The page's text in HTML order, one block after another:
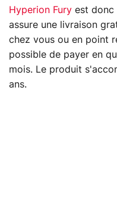
Hyperion Fury est donc
assure une livraison
chez vous ou en point
possible de payer en
mois. Le produit
ans.